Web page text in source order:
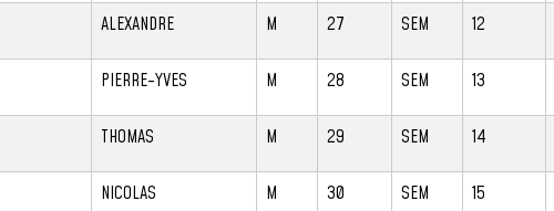
ALEXANDRE M 27 SEM 12
PIERRE-YVES M 28 SEM 13
THOMAS M 29 SEM 14
NICOLAS M 30 SEM 15